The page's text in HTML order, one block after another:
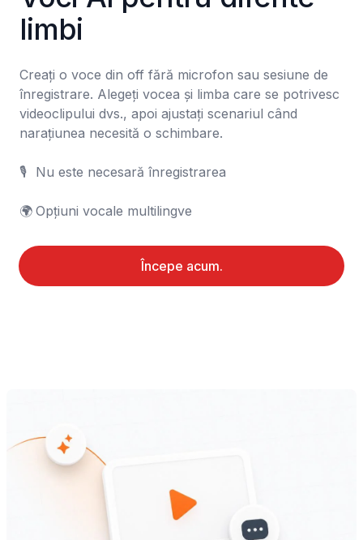
limbi
Creați o voce din off fără microfon sau sesiune de
înregistrare. Alegeți vocea și limba care se potrivesc
videoclipului dvs., apoi ajustați scenariul când
narațiunea necesită o schimbare.
🎙️	Nu este necesară înregistrarea
🌍	Opțiuni vocale multilingve
Începe acum.